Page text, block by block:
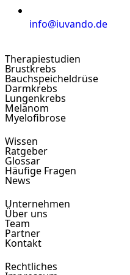
info@iuvando.de
Therapiestudien
Brustkrebs
Bauchspeicheldrüse
Darmkrebs
Lungenkrebs
Melanom
Myelofibrose
Wissen
Ratgeber
Glossar
Häufige Fragen
News
Unternehmen
Über uns
Team
Partner
Kontakt
Rechtliches